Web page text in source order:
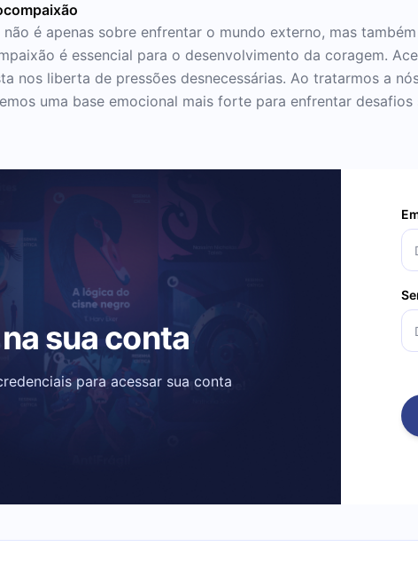
é apenas sobre enfrentar o mundo externo, mas
é essencial para o desenvolvimento da coragem.
nos liberta de pressões desnecessárias. Ao tratarmos a
uma base emocional mais forte para enfrentar
sua conta
para acessar sua conta